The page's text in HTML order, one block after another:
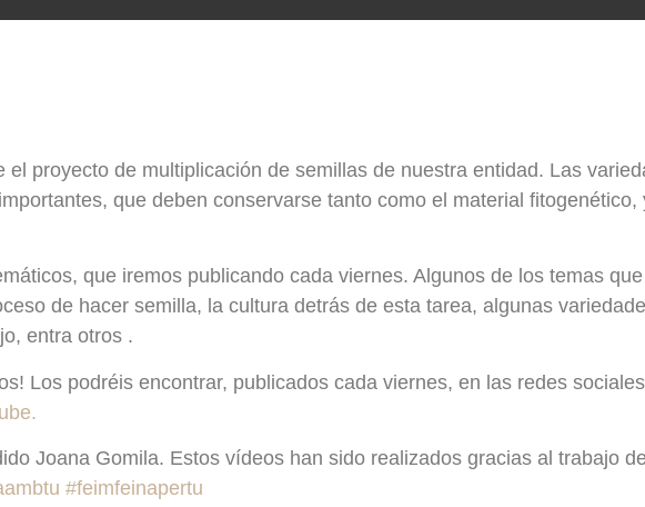
proyecto de multiplicación de semillas de nuestra entidad. Las
que deben conservarse tanto como el material
que iremos publicando cada viernes. Algunos de los temas
de hacer semilla, la cultura detrás de esta tarea, algunas
entra otros .
Los podréis encontrar, publicados cada viernes, en las redes
Joana Gomila. Estos vídeos han sido realizados gracias al trabajo
#feimfeinapertu